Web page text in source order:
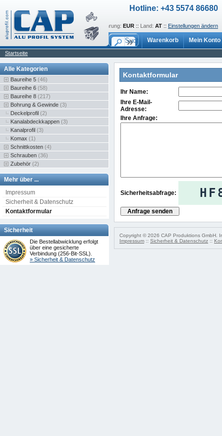
Hotline: +43 5574 86680
Sprache: de:: Währung: EUR :: Land: AT :: Einstellungen ändern
Warenkorb Mein Konto
Startseite
Alle Kategorien
Baureihe 5 (46)
Baureihe 6 (58)
Baureihe 8 (217)
Bohrung & Gewinde (3)
Deckelprofil (2)
Kanalabdeckkappen (3)
Kanalprofil (3)
Komax (1)
Schnittkosten (4)
Schrauben (36)
Zubehör (2)
Mehr über ...
Impressum
Sicherheit & Datenschutz
Kontaktformular
Sicherheit
Die Bestellabwicklung erfolgt
über eine gesicherte
Verbindung (256-Bit-SSL).
» Sicherheit & Datenschutz
Kontaktformular
Ihr Name:
Ihre E-Mail-
Adresse:
Ihre Anfrage:
Sicherheitsabfrage:
Copyright © 2026 CAP Produktions GmbH.
Impressum :: Sicherheit & Datenschutz ::